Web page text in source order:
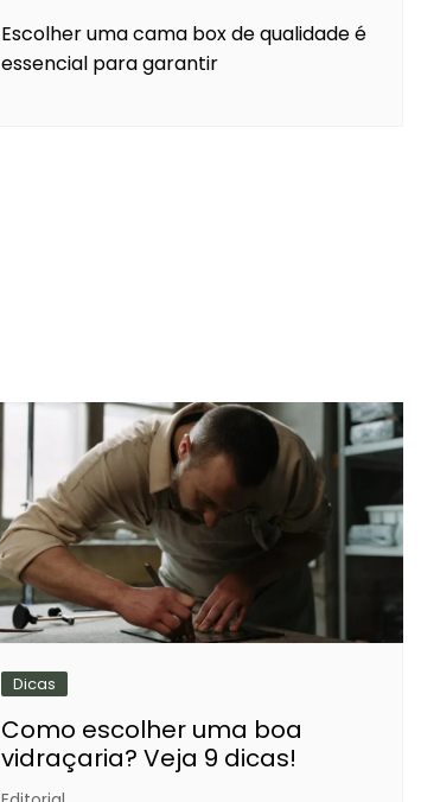
Escolher uma cama box de qualidade é
essencial para garantir
Dicas
Como escolher uma boa
vidraçaria? Veja 9 dicas!